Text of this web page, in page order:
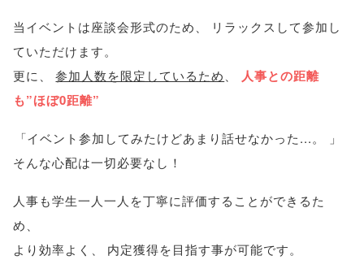
当イベントは座談会形式のため
リラックスして参加し
ていただけます。
更に
参加人数を限定しているため
人事との距離
も”ほぼ0距離”
「イベント参加してみたけどあまり話せなかった...。
」
そんな心配は一切必要なし！
人事も学生一人一人を丁寧に評価することができるた
め
より効率よく
内定獲得を目指す事が可能です。